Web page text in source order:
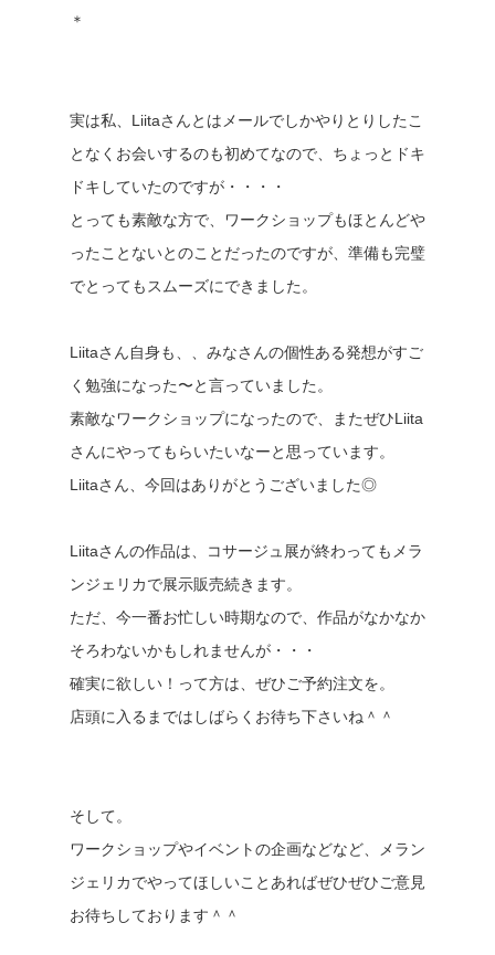
＊
実は私、Liitaさんとはメールでしかやりとりしたこ
となくお会いするのも初めてなので、ちょっとドキ
ドキしていたのですが・・・・
とっても素敵な方で、ワークショップもほとんどや
ったことないとのことだったのですが、準備も完璧
でとってもスムーズにできました。
Liitaさん自身も、、みなさんの個性ある発想がすご
く勉強になった〜と言っていました。
素敵なワークショップになったので、またぜひLiita
さんにやってもらいたいなーと思っています。
Liitaさん、今回はありがとうございました◎
Liitaさんの作品は、コサージュ展が終わってもメラ
ンジェリカで展示販売続きます。
ただ、今一番お忙しい時期なので、作品がなかなか
そろわないかもしれませんが・・・
確実に欲しい！って方は、ぜひご予約注文を。
店頭に入るまではしばらくお待ち下さいね＾＾
そして。
ワークショップやイベントの企画などなど、メラン
ジェリカでやってほしいことあればぜひぜひご意見
お待ちしております＾＾